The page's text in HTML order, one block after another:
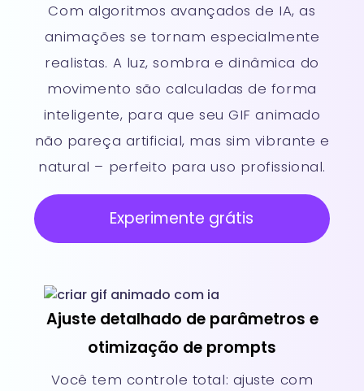
Com algoritmos avançados de IA, as
animações se tornam especialmente
realistas. A luz, sombra e dinâmica do
movimento são calculadas de forma
inteligente, para que seu GIF animado
não pareça artificial, mas sim vibrante e
natural – perfeito para uso profissional.
Experimente grátis
Ajuste detalhado de parâmetros e
otimização de prompts
Você tem controle total: ajuste com